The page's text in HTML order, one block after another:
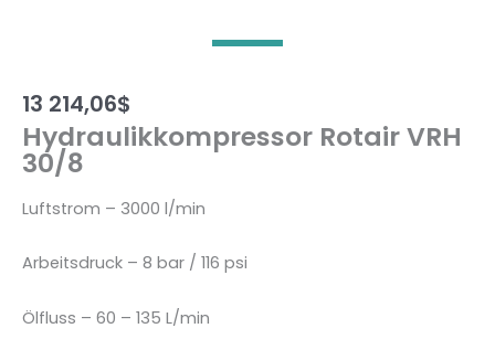
13 214,06$
Hydraulikkompressor Rotair VRH
30/8
Luftstrom – 3000 l/min
Arbeitsdruck – 8 bar / 116 psi
Ölfluss – 60 – 135 L/min